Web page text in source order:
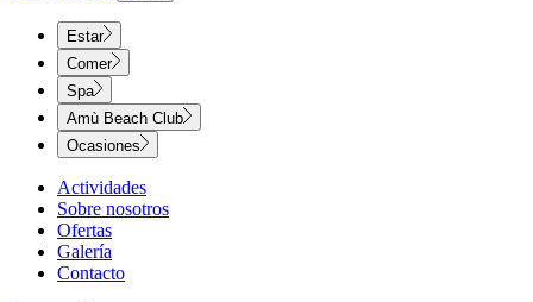
Estar
Comer
Spa
Amù Beach Club
Ocasiones
Actividades
Sobre nosotros
Ofertas
Galería
Contacto